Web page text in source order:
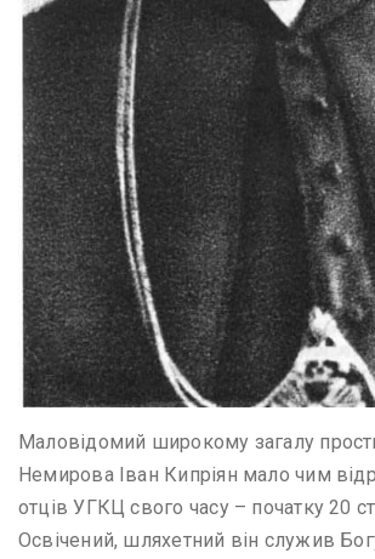
Маловідомий широкому загалу
Немирова Іван Кипріян мало чим
отців УГКЦ свого часу – початку 20
Освічений, шляхетний він служив